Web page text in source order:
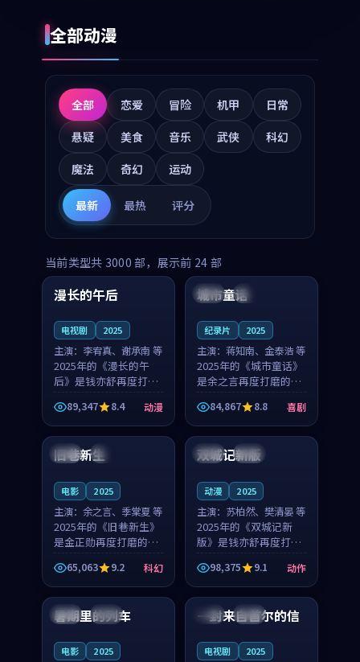
全部动漫
全部 恋爱 冒险 机甲
日常
悬疑
美食 音乐 武侠
科幻
魔法
奇幻 运动
最新 最热 评分
当前类型共 3000 部，展示前 24 部
中国 高分
99:16
漫长的午后
电视剧 2025
主演： 李宥真、谢承南 等
2025年的《漫长的午
后》是钱亦舒再度打磨
的动漫佳作。中国大陆
的取景与海岛日常的氛
围相互成就，李宥真与
谢承南的对手戏自然克
制，让整部影片在悬念
89,347 8.4 动漫
美国 院线
城市童话
纪录片 2025
主演： 蒋知南、金泰浩 等
2025年的《城市童话》
是余之言再度打磨的喜
剧佳作。美国的取景与
历史战争的氛围相互成
就，蒋知南与金泰浩的
对手戏自然克制，让整
部影片在悬念与温度
84,867 8.8 喜剧
英国 完结
旧巷新生
电影 2025
主演： 余之言、季棠夏 等
2025年的《旧巷新生》
是金正勋再度打磨的科
幻佳作。英国的取景与
雨夜物语的氛围相互成
就，余之言与季棠夏的
对手戏自然克制，让整
部影片在悬念与温度
65,063 9.2 科幻
中国 独播
双城记新版
动漫 2025
主演： 苏柏然、樊清晏 等
2025年的《双城记新
版》是钱亦舒再度打磨
的动作佳作。中国大陆
的取景与沙漠探险的氛
围相互成就，苏柏然与
樊清晏的对手戏自然克
制，让整部影片在悬念
98,375 9.1 动作
中国 杜比
暑期里的列车
电影 2025
韩国 热播
一封来自首尔的信
电视剧 2025